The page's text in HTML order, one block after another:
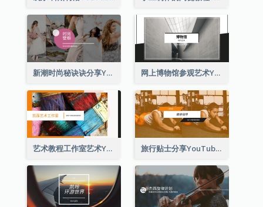
新潮时尚秘诀诀分享YouTube频道图片 网上博物馆参观艺术YouTube频道图片
艺术教程工作室艺术YouTube频道图片 旅行贴士分享YouTube频道图片